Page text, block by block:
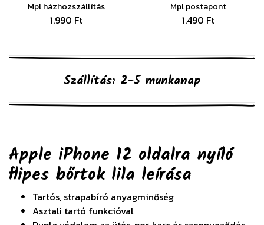
Mpl házhozszállítás
1.990 Ft
Mpl postapont
1.490 Ft
Szállítás: 2-5 munkanap
Apple iPhone 12 oldalra nyíló
flipes bőrtok lila leírása
Tartós, strapabíró anyagminőség
Asztali tartó funkcióval